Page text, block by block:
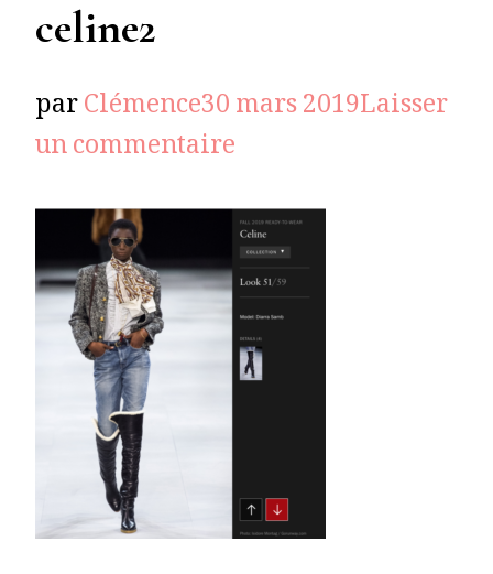
celine2
parClémence30 mars 2019Laisser
un commentaire